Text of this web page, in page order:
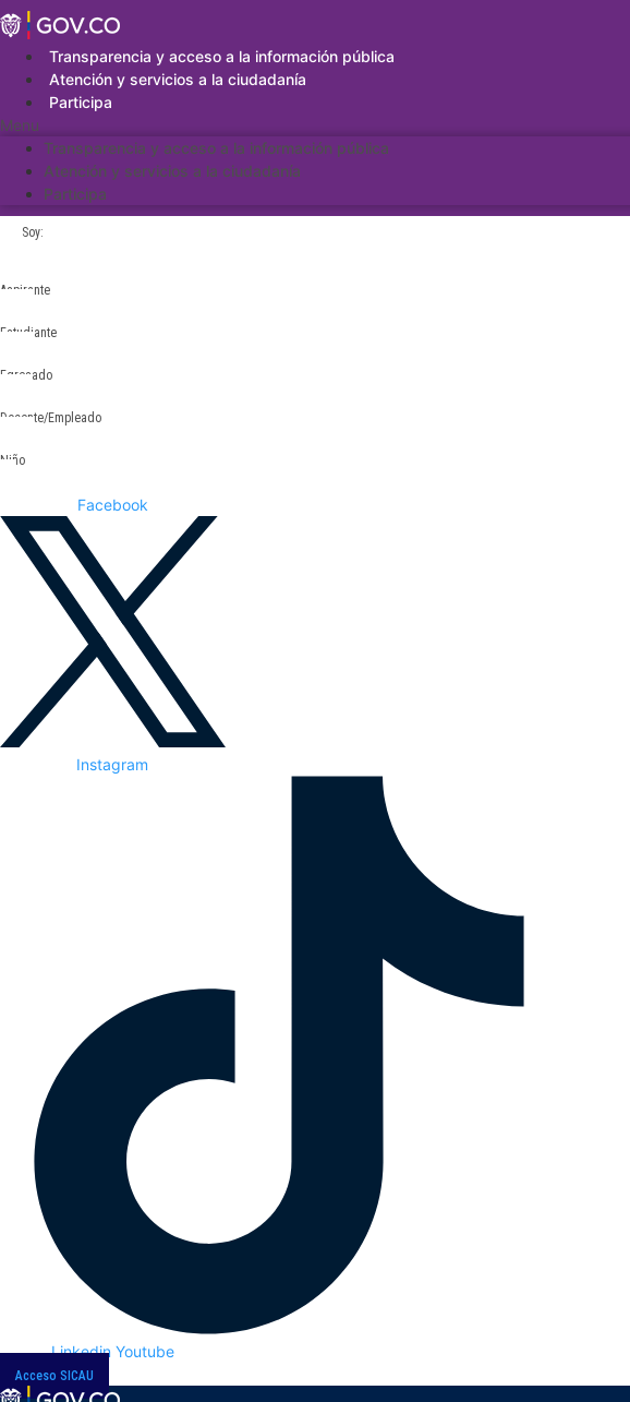
Saltar
al
contenidoTransparencia y acceso a la información pública
Atención y servicios a la ciudadanía
Participa
Menu
Transparencia y acceso a la información pública
Atención y servicios a la ciudadanía
Participa
Soy:
Aspirante
Estudiante
Egresado
Docente/Empleado
Niño
Facebook
Instagram
Linkedin Youtube
Acceso SICAU